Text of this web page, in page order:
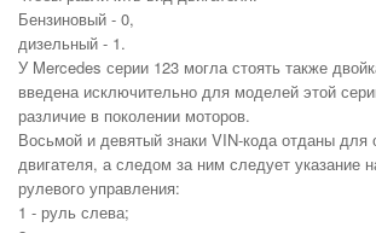
Бензиновый - 0,
дизельный - 1.
У Mercedes серии 123 могла стоять также
введена исключительно для моделей этой
различие в поколении моторов.
Восьмой и девятый знаки VIN-кода отданы для
двигателя, а следом за ним следует указание
рулевого управления:
1 - руль слева;